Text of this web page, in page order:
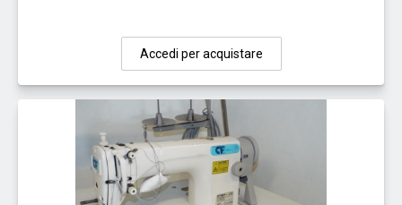
Accedi per acquistare